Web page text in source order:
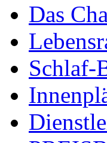
Das
Schlaf-